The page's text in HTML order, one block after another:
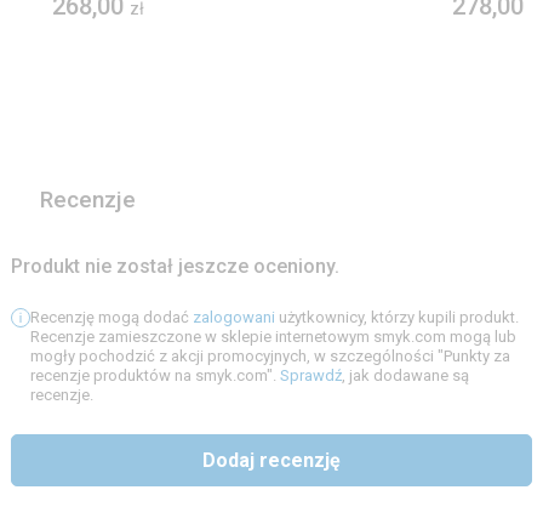
268,00 zł 278,00
Recenzje
Produkt nie został jeszcze oceniony.
Recenzję mogą dodać zalogowani użytkownicy, którzy kupili produkt.
Recenzje zamieszczone w sklepie internetowym smyk.com mogą lub
mogły pochodzić z akcji promocyjnych, w szczególności "Punkty za
recenzje produktów na smyk.com". Sprawdź, jak dodawane są
recenzje.
Dodaj recenzję